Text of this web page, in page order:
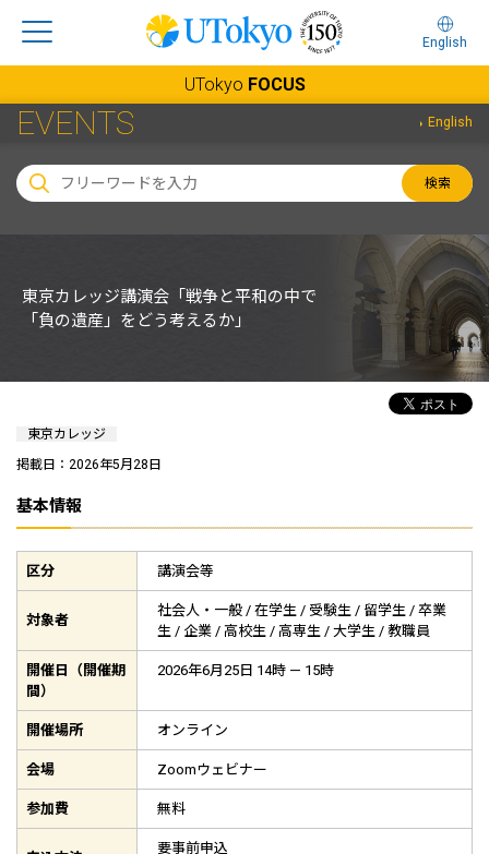
English
UTokyo FOCUS
EVENTS English
検索
東京カレッジ講演会「戦争と平和の中で
「負の遺産」をどう考えるか」
東京カレッジ
掲載日：2026年5月28日
基本情報
区分 講演会等
対象者
社会人・一般 / 在学生 / 受験生 / 留学生 / 卒業
生 / 企業 / 高校生 / 高専生 / 大学生 / 教職員
開催日（開催期
間）
2026年6月25日 14時 — 15時
開催場所 オンライン
会場 Zoomウェビナー
参加費 無料
要事前申込